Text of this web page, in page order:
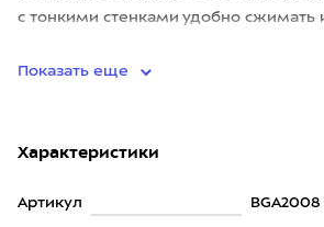
с тонкими стенками удобно сжимать
Показать еще
Характеристики
Артикул BGA2008